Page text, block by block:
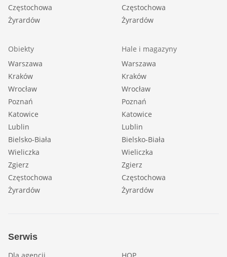
Częstochowa
Żyrardów
Częstochowa
Żyrardów
Obiekty
Warszawa
Kraków
Wrocław
Poznań
Katowice
Lublin
Bielsko-Biała
Wieliczka
Zgierz
Częstochowa
Żyrardów
Hale i magazyny
Warszawa
Kraków
Wrocław
Poznań
Katowice
Lublin
Bielsko-Biała
Wieliczka
Zgierz
Częstochowa
Żyrardów
Serwis